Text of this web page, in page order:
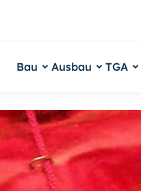
Bau Ausbau TGA